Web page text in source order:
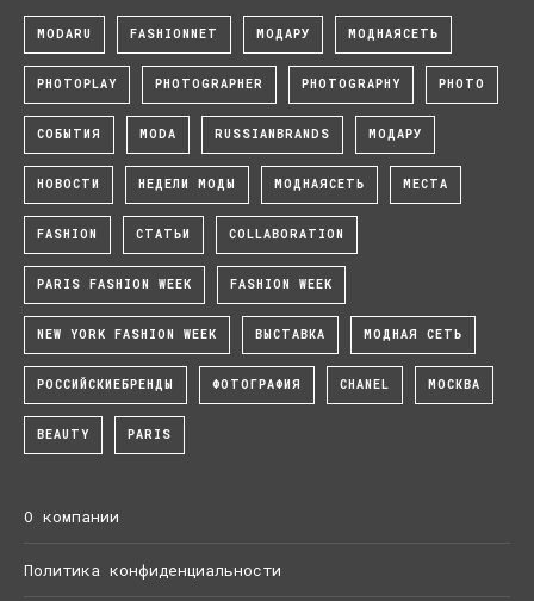
MODARU FASHIONNET МОДАРУ МОДНАЯСЕТЬ
PHOTOPLAY PHOTOGRAPHER PHOTOGRAPHY PHOTO
СОБЫТИЯ MODA RUSSIANBRANDS МОДАРУ
НОВОСТИ НЕДЕЛИ МОДЫ МОДНАЯСЕТЬ МЕСТА
FASHION СТАТЬИ COLLABORATION
PARIS FASHION WEEK FASHION WEEK
NEW YORK FASHION WEEK ВЫСТАВКА МОДНАЯ СЕТЬ
РОССИЙСКИЕБРЕНДЫ ФОТОГРАФИЯ CHANEL МОСКВА
BEAUTY PARIS
О компании
Политика конфиденциальности